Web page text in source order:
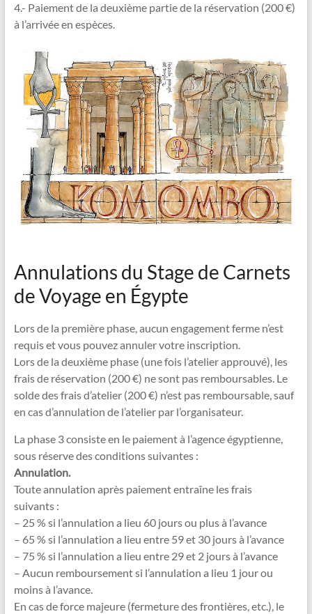
4.- Paiement de la deuxième partie de la réservation (200 €)
à l’arrivée en espèces.
Annulations du Stage de Carnets
de Voyage en Égypte
Lors de la première phase, aucun engagement ferme n’est
requis et vous pouvez annuler votre inscription.
Lors de la deuxième phase (une fois l’atelier approuvé), les
frais de réservation (200 €) ne sont pas remboursables. Le
solde des frais d’atelier (200 €) n’est pas remboursable, sauf
en cas d’annulation de l’atelier par l’organisateur.
La phase 3 consiste en le paiement à l’agence égyptienne,
sous réserve des conditions suivantes :
Annulation.
Toute annulation après paiement entraîne les frais
suivants :
– 25 % si l’annulation a lieu 60 jours ou plus à l’avance
– 65 % si l’annulation a lieu entre 59 et 30 jours à l’avance
– 75 % si l’annulation a lieu entre 29 et 2 jours à l’avance
– Aucun remboursement si l’annulation a lieu 1 jour ou
moins à l’avance.
En cas de force majeure (fermeture des frontières, etc.), le